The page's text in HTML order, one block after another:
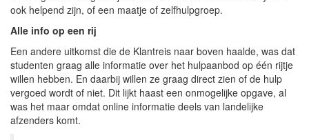
ook helpend zijn, of een maatje of zelfhulpgroep.
Alle info op een rij
Een andere uitkomst die de Klantreis naar boven haalde, was dat
studenten graag alle informatie over het hulpaanbod op één rijtje
willen hebben. En daarbij willen ze graag direct zien of de hulp
vergoed wordt of niet. Dit lijkt haast een onmogelijke opgave, al
was het maar omdat online informatie deels van landelijke
afzenders komt.